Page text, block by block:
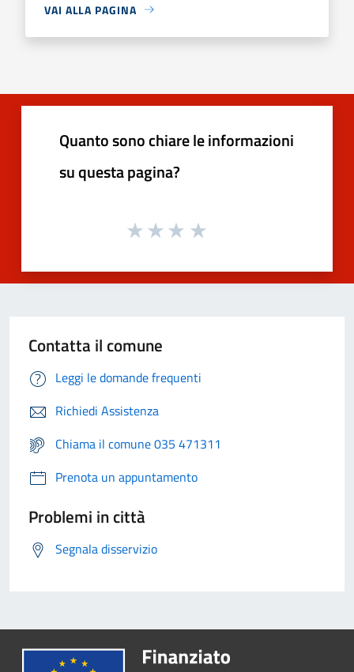
VAI ALLA PAGINA
Quanto sono chiare le informazioni
su questa pagina?
Contatta il comune
Leggi le domande frequenti
Richiedi Assistenza
Chiama il comune 035 471311
Prenota un appuntamento
Problemi in città
Segnala disservizio